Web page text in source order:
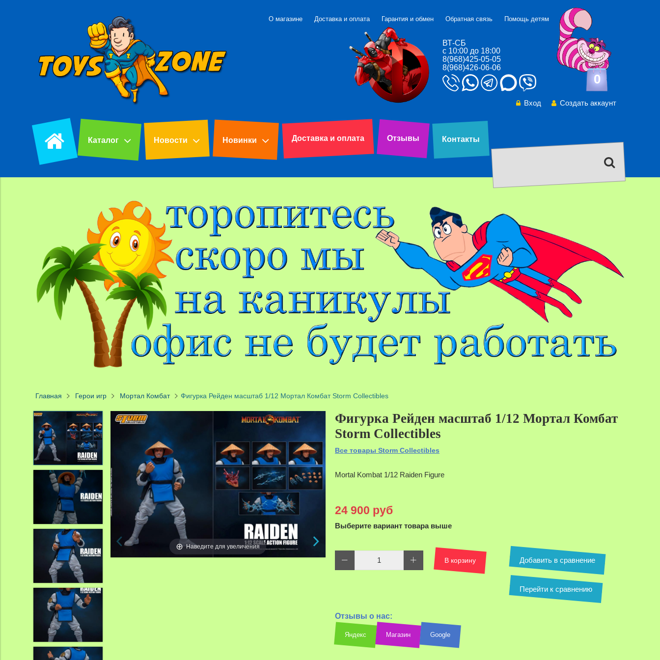
ВТ-СБ
с 10:00 до 18:00
8(968)425-05-05
8(968)426-06-06
О магазине Доставка и оплата Гарантия и обмен Обратная связь Помощь детям
0
Вход Создать аккаунт
Каталог Новости Новинки Доставка и оплата Отзывы Контакты
Главная Герои игр Мортал Комбат Фигурка Рейден масштаб 1/12 Мортал Комбат Storm Collectibles
Наведите для увеличения
Наведите для увеличения
Фигурка Рейден масштаб 1/12 Мортал Комбат
Storm Collectibles
Все товары Storm Collectibles
Mortal Kombat 1/12 Raiden Figure
24 900 руб
Выберите вариант товара выше
В корзину Добавить в сравнение
Перейти к сравнению
Отзывы о нас:
Яндекс Магазин Google